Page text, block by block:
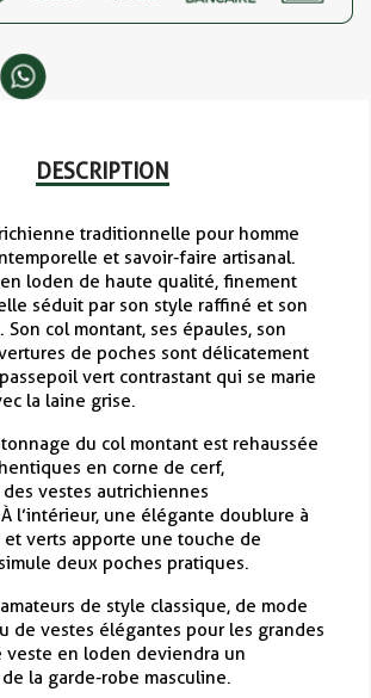
DESCRIPTION
traditionnelle pour homme
et savoir-faire artisanal.
loden de haute qualité, finement
séduit par son style raffiné et son
col montant, ses épaules, son
de poches sont délicatement
vert contrastant qui se marie
la laine grise.
du col montant est rehaussée
en corne de cerf,
vestes autrichiennes
l’intérieur, une élégante doublure à
et verts apporte une touche de
deux poches pratiques.
de style classique, de mode
de vestes élégantes pour les grandes
veste en loden deviendra un
la garde-robe masculine.